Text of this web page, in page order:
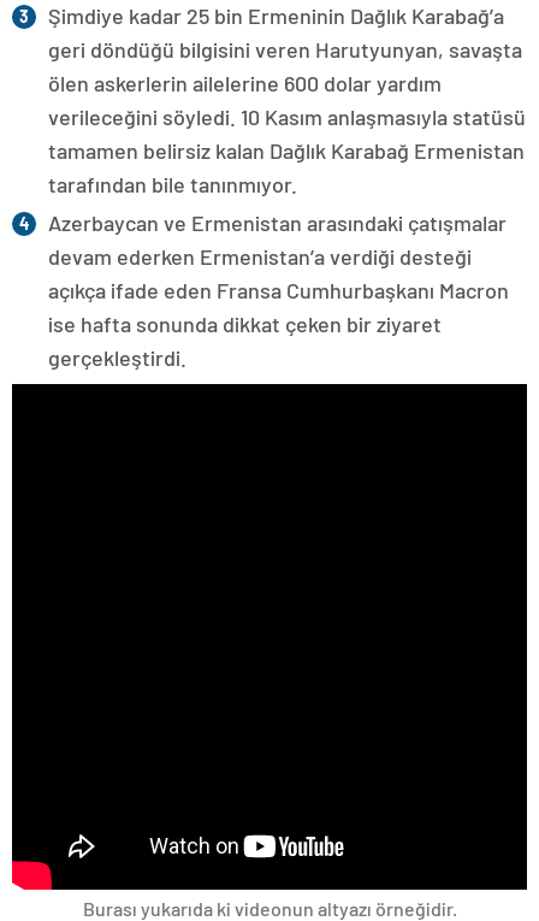
Şimdiye kadar 25 bin Ermeninin Dağlık Karabağ’a
geri döndüğü bilgisini veren Harutyunyan, savaşta
ölen askerlerin ailelerine 600 dolar yardım
verileceğini söyledi. 10 Kasım anlaşmasıyla statüsü
tamamen belirsiz kalan Dağlık Karabağ Ermenistan
tarafından bile tanınmıyor.
Azerbaycan ve Ermenistan arasındaki çatışmalar
devam ederken Ermenistan’a verdiği desteği
açıkça ifade eden Fransa Cumhurbaşkanı Macron
ise hafta sonunda dikkat çeken bir ziyaret
gerçekleştirdi.
Burası yukarıda ki videonun altyazı örneğidir.